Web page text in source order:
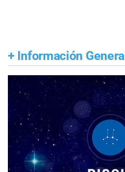
+ Información General